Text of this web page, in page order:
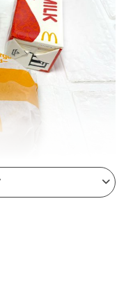
セット(R)」（税込